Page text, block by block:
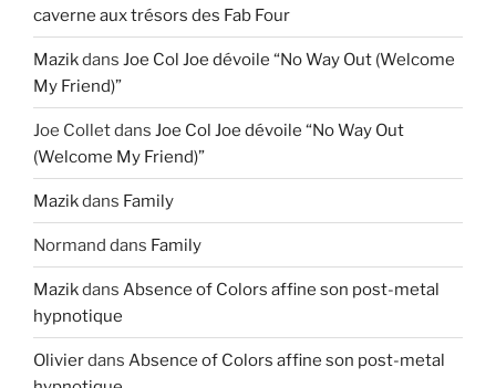
caverne aux trésors des Fab Four
Mazikdans Joe Col Joe dévoile “No Way Out (Welcome
My Friend)”
Joe Colletdans Joe Col Joe dévoile “No Way Out
(Welcome My Friend)”
Mazikdans Family
Normand dans Family
Mazikdans Absence of Colors affine son post-metal
hypnotique
Olivierdans Absence of Colors affine son post-metal